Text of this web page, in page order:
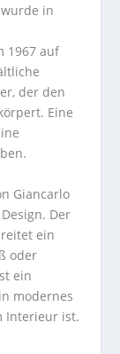
in
1967 auf
der den
Eine
Giancarlo
Der
ein
oder
ein
modernes
Interieur ist.